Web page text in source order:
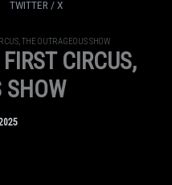
TWITTER / X
THE OUTRAGEOUS SHOW
CIRCUS,
SHOW